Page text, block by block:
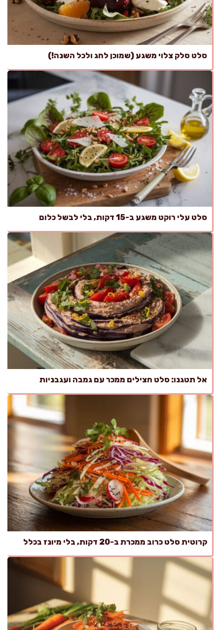
סלט סלק צלוי משגע (שמוכן לחג ולכל השנה!)
סלט עלי רוקט משגע ב-15 דקות, בלי לבשל כלום
אל תטגנו: סלט חצילים ממכר עם גמבה ועגבניות
קרוטית סלט כרוב ממכרת ב-20 דקות, בלי מיונז בכלל